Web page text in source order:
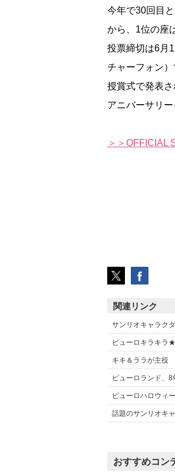
今年で30回目
から、1位の座
投票締切は6月
チャーフォン
授賞式で発表さ
アニバーサリ
＞＞OFFICIAL
関連リンク
サンリオキャラク
ピューロキラキラ
キキ＆ララが主役
ピューロランド、
ピューロハロウィ
話題のサンリオキ
おすすめコン